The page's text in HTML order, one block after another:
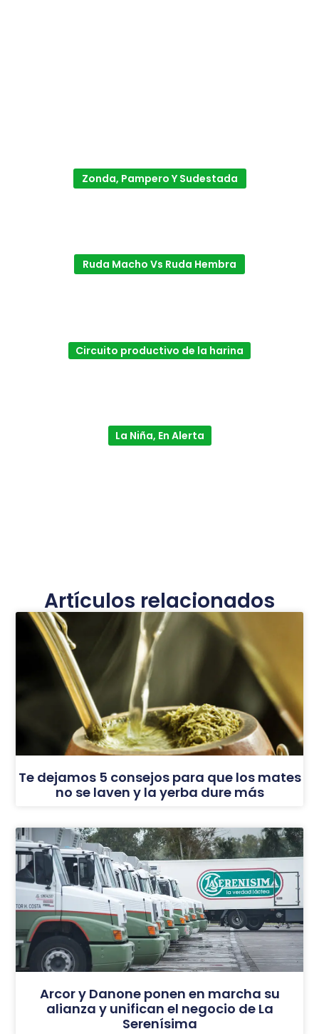
Zonda, Pampero Y Sudestada
Ruda Macho Vs Ruda Hembra
Circuito productivo de la harina
La Niña, En Alerta
Artículos relacionados
Te dejamos 5 consejos para que los mates
no se laven y la yerba dure más
Arcor y Danone ponen en marcha su
alianza y unifican el negocio de La
Serenísima